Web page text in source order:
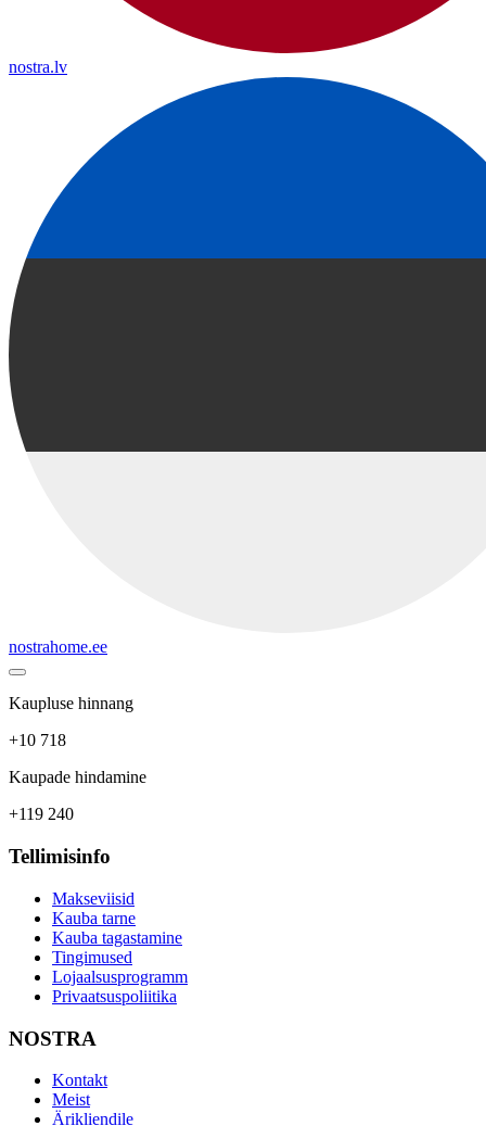
nostra.lv
nostrahome.ee
Kaupluse hinnang
+10 718
Kaupade hindamine
+119 240
Tellimisinfo
Makseviisid
Kauba tarne
Kauba tagastamine
Tingimused
Lojaalsusprogramm
Privaatsuspoliitika
NOSTRA
Kontakt
Meist
Ärikliendile